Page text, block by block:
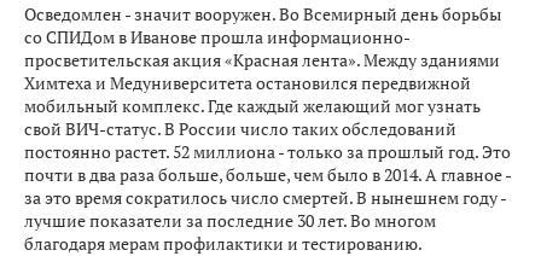
Осведомлен - значит вооружен. Во Всемирный день борьбы
со СПИДом в Иванове прошла информационно-
просветительская акция «Красная лента». Между зданиями
Химтеха и Медуниверситета остановился передвижной
мобильный комплекс. Где каждый желающий мог узнать
свой ВИЧ-статус. В России число таких обследований
постоянно растет. 52 миллиона - только за прошлый год. Это
почти в два раза больше, больше, чем было в 2014. А главное -
за это время сократилось число смертей. В нынешнем году -
лучшие показатели за последние 30 лет. Во многом
благодаря мерам профилактики и тестированию.